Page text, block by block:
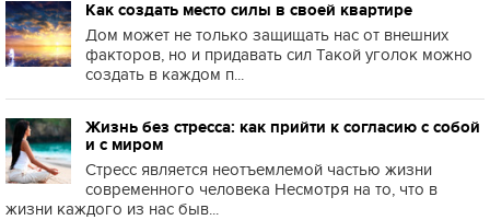
Как создать место силы в своей квартире
Дом может не только защищать нас от внешних
факторов, но и придавать сил Такой уголок можно
создать в каждом п...
Жизнь без стресса: как прийти к согласию с собой
и с миром
Стресс является неотъемлемой частью жизни
современного человека Несмотря на то, что в
жизни каждого из нас быв...